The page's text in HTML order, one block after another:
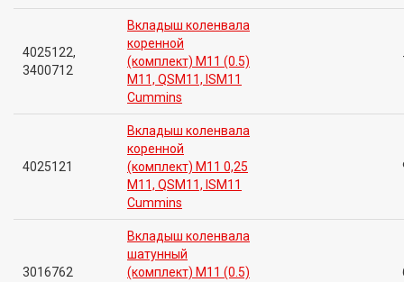
4025122,
3400712
Вкладыш коленвала
коренной
(комплект) M11 (0.5)
M11, QSM11, ISM11
Cummins
4025121
Вкладыш коленвала
коренной
(комплект) M11 0,25
M11, QSM11, ISM11
Cummins
3016762
Вкладыш коленвала
шатунный
(комплект) M11 (0.5)